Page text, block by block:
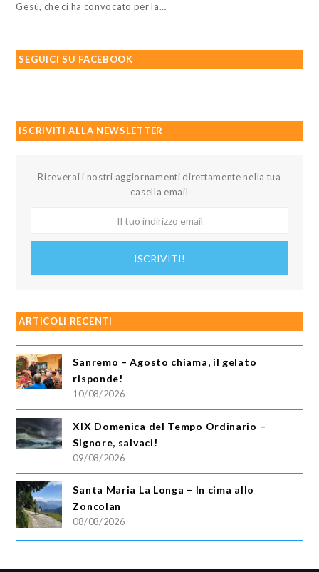
Gesù, che ci ha convocato per la…
SEGUICI SU FACEBOOK
ISCRIVITI ALLA NEWSLETTER
Riceverai i nostri aggiornamenti direttamente nella tua
casella email
ISCRIVITI!
ARTICOLI RECENTI
Sanremo – Agosto chiama, il gelato
risponde!
10/08/2026
XIX Domenica del Tempo Ordinario –
Signore, salvaci!
09/08/2026
Santa Maria La Longa – In cima allo
Zoncolan
08/08/2026